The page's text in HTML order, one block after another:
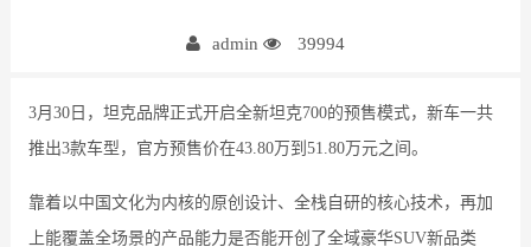
admin 39994
3月30日，坦克品牌正式开启全新坦克700的预售模式，新车一共
推出3款车型，官方预售价在43.80万到51.80万元之间。
靠着以中国文化为内核的原创设计、全栈自研的核心技术，再加
上能覆盖全场景的产品能力是否能开创了全域豪华SUV新品类